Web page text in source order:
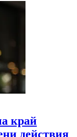
край
действия